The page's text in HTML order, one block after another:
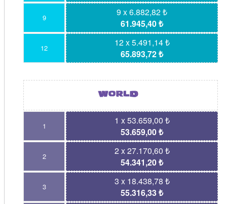
9
9 x 6.882,82 ₺
61.945,40 ₺
12
12 x 5.491,14 ₺
65.893,72 ₺
1
1 x 53.659,00 ₺
53.659,00 ₺
2
2 x 27.170,60 ₺
54.341,20 ₺
3
3 x 18.438,78 ₺
55.316,33 ₺